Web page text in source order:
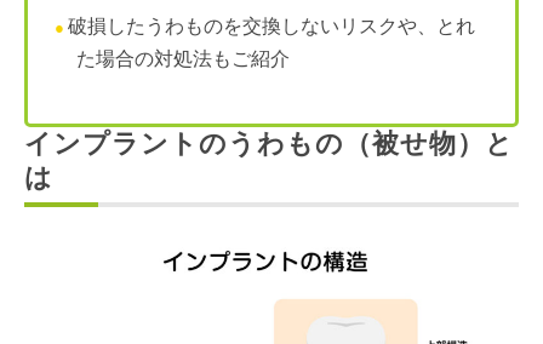
破損したうわものを交換しないリスクや、とれ
た場合の対処法もご紹介
インプラントのうわもの（被せ物）と
は